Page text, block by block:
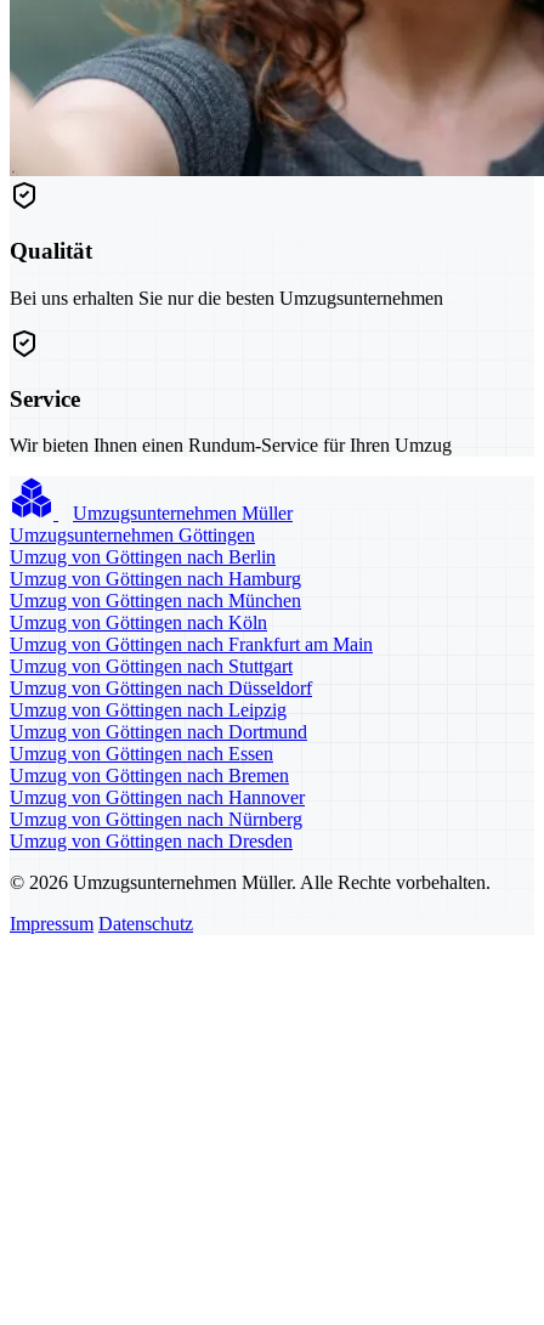
Qualität
Bei uns erhalten Sie nur die besten Umzugsunternehmen
Service
Wir bieten Ihnen einen Rundum-Service für Ihren Umzug
Umzugsunternehmen Müller
Umzugsunternehmen Göttingen
Umzug von Göttingen nach Berlin
Umzug von Göttingen nach Hamburg
Umzug von Göttingen nach München
Umzug von Göttingen nach Köln
Umzug von Göttingen nach Frankfurt am Main
Umzug von Göttingen nach Stuttgart
Umzug von Göttingen nach Düsseldorf
Umzug von Göttingen nach Leipzig
Umzug von Göttingen nach Dortmund
Umzug von Göttingen nach Essen
Umzug von Göttingen nach Bremen
Umzug von Göttingen nach Hannover
Umzug von Göttingen nach Nürnberg
Umzug von Göttingen nach Dresden
© 2026 Umzugsunternehmen Müller. Alle Rechte vorbehalten.
Impressum Datenschutz